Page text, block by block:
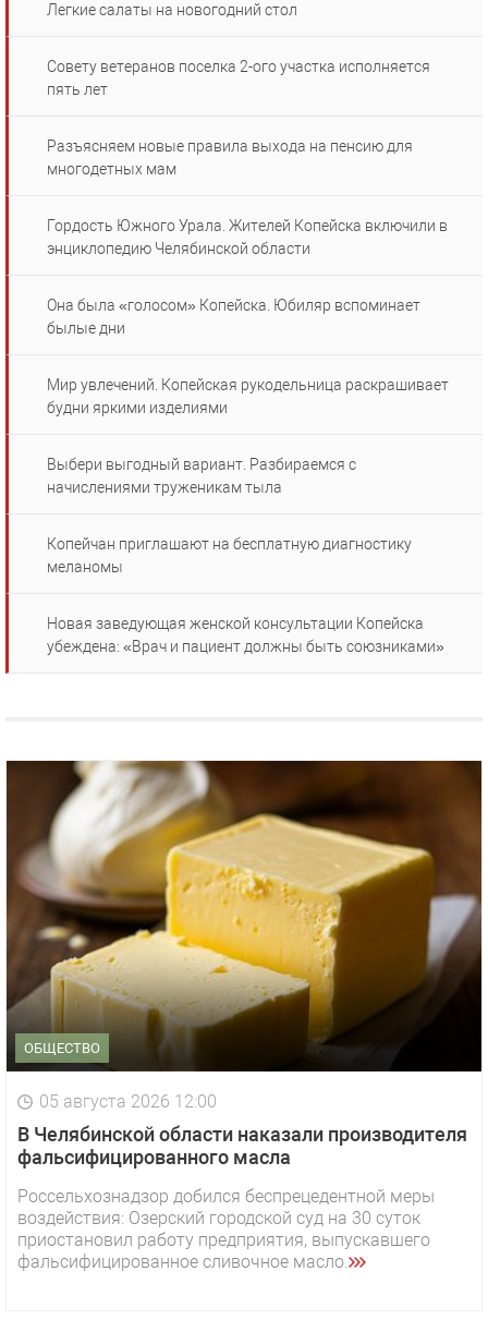
Легкие салаты на новогодний стол
Совету ветеранов поселка 2-ого участка исполняется
пять лет
Разъясняем новые правила выхода на пенсию для
многодетных мам
Гордость Южного Урала. Жителей Копейска включили в
энциклопедию Челябинской области
Она была «голосом» Копейска. Юбиляр вспоминает
былые дни
Мир увлечений. Копейская рукодельница раскрашивает
будни яркими изделиями
Выбери выгодный вариант. Разбираемся с
начислениями труженикам тыла
Копейчан приглашают на бесплатную диагностику
меланомы
Новая заведующая женской консультации Копейска
убеждена: «Врач и пациент должны быть союзниками»
ОБЩЕСТВО
05 августа 2026 12:00
В Челябинской области наказали производителя
фальсифицированного масла
Россельхознадзор добился беспрецедентной меры
воздействия: Озерский городской суд на 30 суток
приостановил работу предприятия, выпускавшего
фальсифицированное сливочное масло.